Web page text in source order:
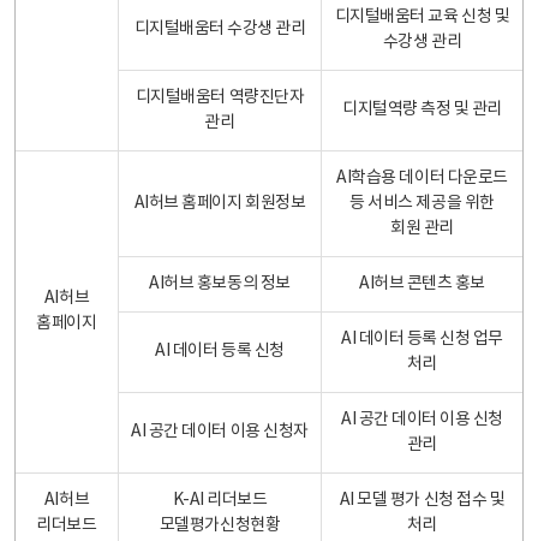
디지털배움터 수강생 관리
디지털배움터 교육 신청 및
수강생 관리
디지털배움터 역량진단자
관리
디지털역량 측정 및 관리
AI허브
홈페이지
AI허브 홈페이지 회원정보
AI학습용 데이터 다운로드
등 서비스 제공을 위한
회원 관리
AI허브 홍보동의 정보 AI허브 콘텐츠 홍보
AI 데이터 등록 신청
AI 데이터 등록 신청 업무
처리
AI 공간 데이터 이용 신청자
AI 공간 데이터 이용 신청
관리
AI허브
리더보드
K-AI 리더보드
모델평가신청현황
AI 모델 평가 신청 접수 및
처리